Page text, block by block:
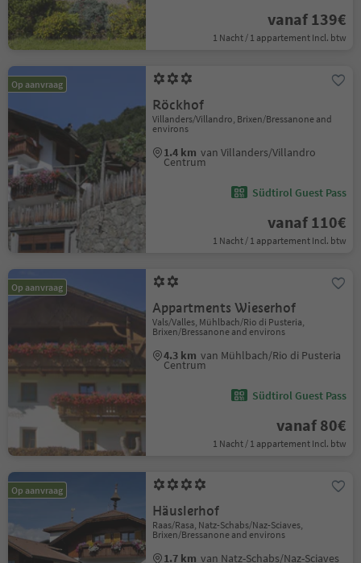
vanaf 139€
1 Nacht / 1 appartement Incl. btw
Op aanvraag
Röckhof
Villanders/Villandro, Brixen/Bressanone and
environs
1.4 km van Villanders/Villandro
Centrum
Südtirol Guest Pass
vanaf 110€
1 Nacht / 1 appartement Incl. btw
Op aanvraag
Appartments Wieserhof
Vals/Valles, Mühlbach/Rio di Pusteria,
Brixen/Bressanone and environs
4.3 km van Mühlbach/Rio di Pusteria
Centrum
Südtirol Guest Pass
vanaf 80€
1 Nacht / 1 appartement Incl. btw
Op aanvraag
Häuslerhof
Raas/Rasa, Natz-Schabs/Naz-Sciaves,
Brixen/Bressanone and environs
1.7 km van Natz-Schabs/Naz-Sciaves